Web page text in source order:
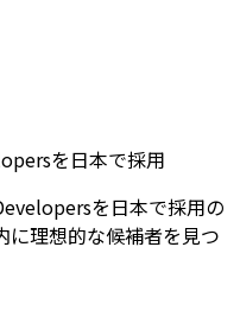
を日本で採用
を日本で採用の
に理想的な候補者を見つ